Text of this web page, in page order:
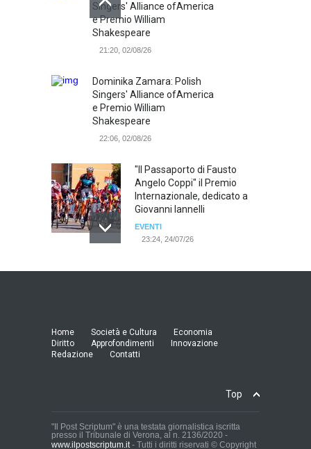
Singers' Alliance ofAmerica
e Premio William
Shakespeare
21:20, 02/08/26
Dominika Zamara: Polish
Singers' Alliance ofAmerica
e Premio William
Shakespeare
22:06, 02/08/26
"Il Passaporto di Fausto
Angelo Coppi" il Premio
Internazionale, dedicato a
Giovanni Iannelli
EVENTI
23:24, 24/07/26
RIMINI, PRIMO CONVEGNO
EVENTI
19:44, 24/07/26
accordo raggiunto tra
Sofia - Cervello” e le
organizzazioni sindacali
Home Società e Cultura
Economia
Diritto
Approfondimenti
Innovazione
Redazione
Contatti
Top
"Il Post Scriptum" è una testata giornalistica iscritta
presso il Tribunale di Verona, al n. 2136/2020 -
www.ilpostscriptum.it- Tutti i diritti riservati © Copyright